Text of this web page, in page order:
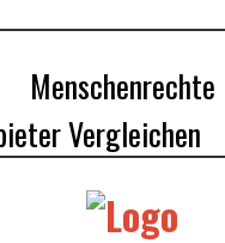
Menschenrechte
Vergleichen